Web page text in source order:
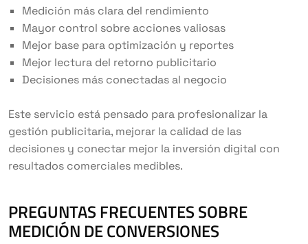
Medición más clara del rendimiento
Mayor control sobre acciones valiosas
Mejor base para optimización y reportes
Mejor lectura del retorno publicitario
Decisiones más conectadas al negocio
Este servicio está pensado para profesionalizar la
gestión publicitaria, mejorar la calidad de las
decisiones y conectar mejor la inversión digital con
resultados comerciales medibles.
PREGUNTAS FRECUENTES SOBRE
MEDICIÓN DE CONVERSIONES